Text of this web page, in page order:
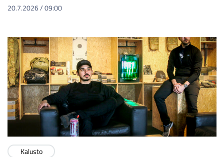
20.7.2026/09:00
Kalusto